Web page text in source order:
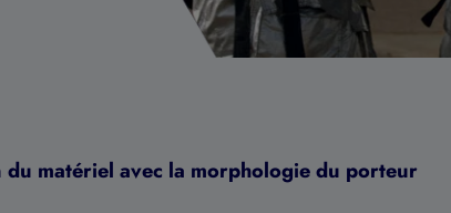
du matériel avec la morphologie du porteur